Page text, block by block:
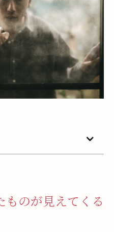
のが見えてくる